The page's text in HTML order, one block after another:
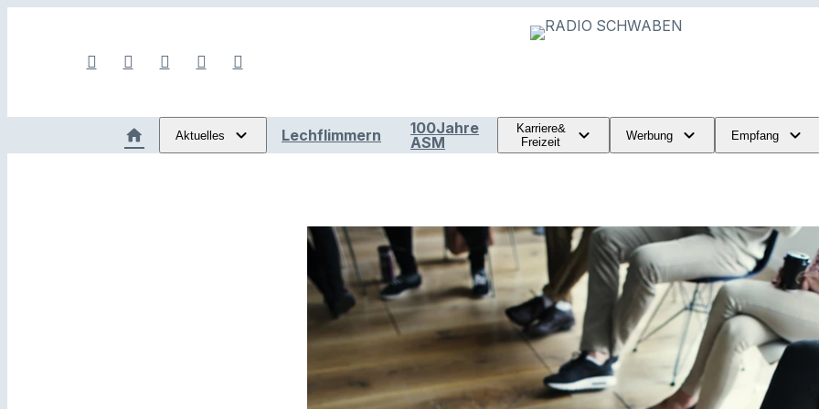
Aktuelles Lechflimmern
100Jahre
ASM
Karriere&
Freizeit
Werbung Empfang